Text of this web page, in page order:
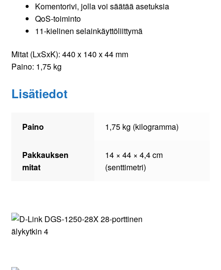
Komentorivi, jolla voi säätää asetuksia
QoS-toiminto
11-kielinen selainkäyttöliittymä
Mitat (LxSxK): 440 x 140 x 44 mm
Paino: 1,75 kg
Lisätiedot
Paino 1,75 kg (kilogramma)
Pakkauksen
mitat
14 × 44 × 4,4 cm
(senttimetri)